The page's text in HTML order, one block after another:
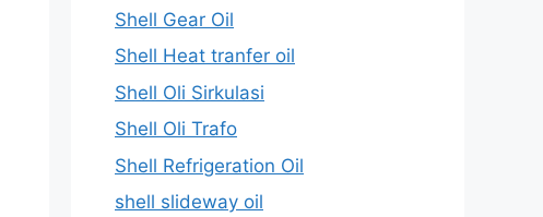
Shell Gear Oil
Shell Heat tranfer oil
Shell Oli Sirkulasi
Shell Oli Trafo
Shell Refrigeration Oil
shell slideway oil